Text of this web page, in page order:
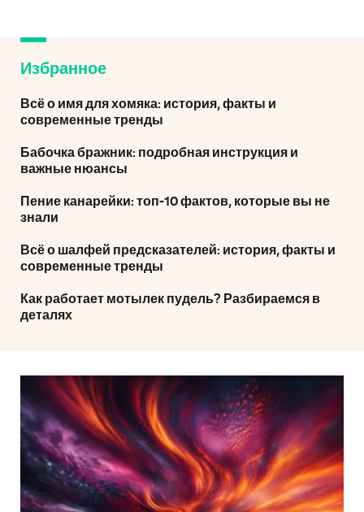
Избранное
Всё о имя для хомяка: история, факты и
современные тренды
Бабочка бражник: подробная инструкция и
важные нюансы
Пение канарейки: топ-10 фактов, которые вы не
знали
Всё о шалфей предсказателей: история, факты и
современные тренды
Как работает мотылек пудель? Разбираемся в
деталях